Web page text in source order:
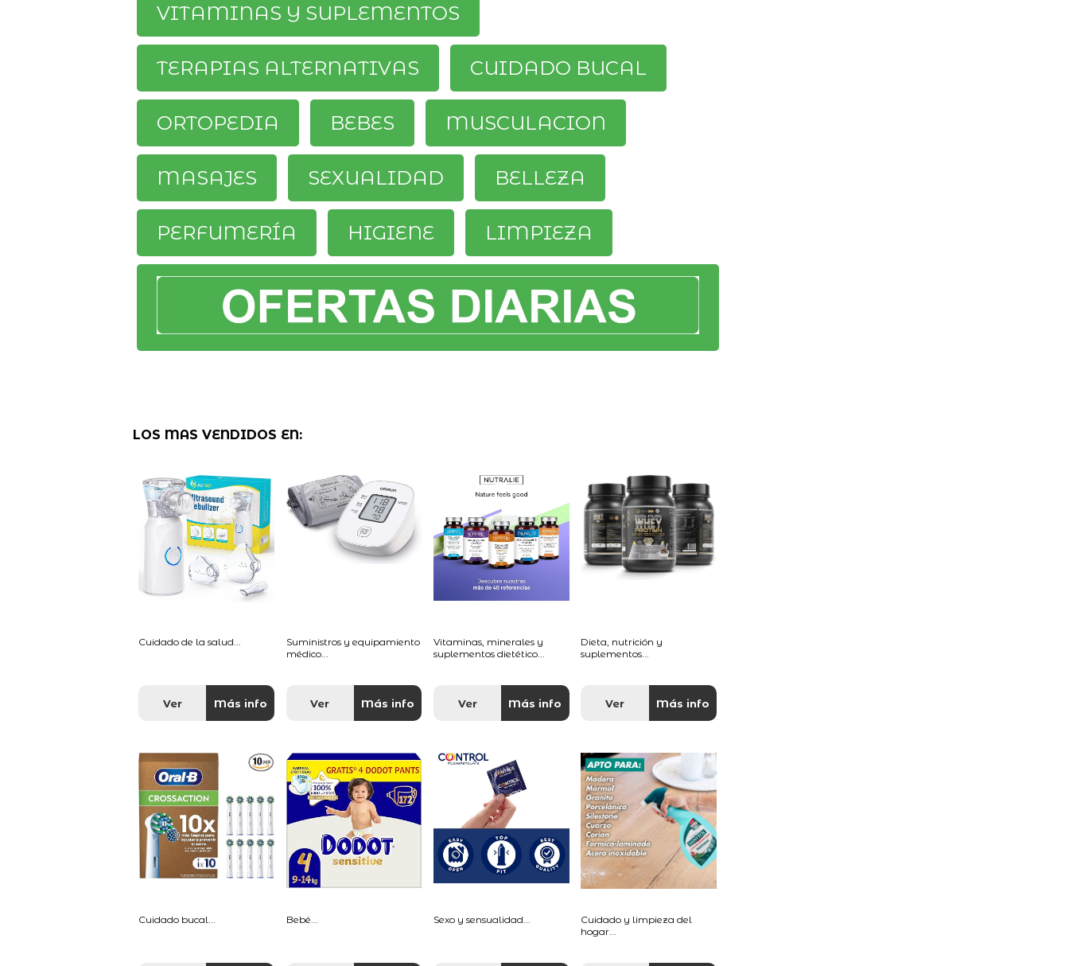
VITAMINAS Y SUPLEMENTOS
TERAPIAS ALTERNATIVAS CUIDADO BUCAL
ORTOPEDIA BEBES MUSCULACION
MASAJES SEXUALIDAD BELLEZA
PERFUMERÍA HIGIENE LIMPIEZA
LOS MAS VENDIDOS EN:
Cuidado de la salud...
Ver Más info
Suministros y equipamiento
médico...
Ver Más info
Vitaminas, minerales y
suplementos dietético...
Ver Más info
Dieta, nutrición y
suplementos...
Ver Más info
Cuidado bucal... Bebé... Sexo y sensualidad...
Cuidado y limpieza del
hogar...